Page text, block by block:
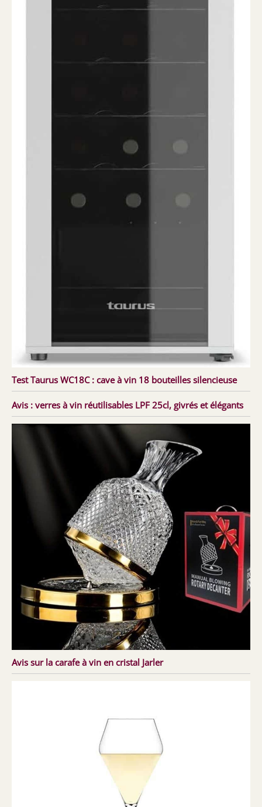
Test Taurus WC18C : cave à vin 18 bouteilles silencieuse
Avis : verres à vin réutilisables LPF 25cl, givrés et élégants
Avis sur la carafe à vin en cristal Jarler